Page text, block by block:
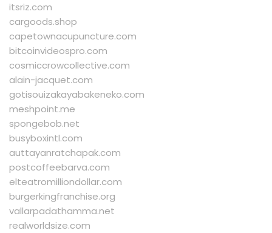
itsriz.com
cargoods.shop
capetownacupuncture.com
bitcoinvideospro.com
cosmiccrowcollective.com
alain-jacquet.com
gotisouizakayabakeneko.com
meshpoint.me
spongebob.net
busyboxintl.com
auttayanratchapak.com
postcoffeebarva.com
elteatromilliondollar.com
burgerkingfranchise.org
vallarpadathamma.net
realworldsize.com